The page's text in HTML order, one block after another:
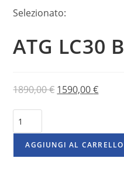
Selezionato:
ATG LC30
1890,00€ 1590,00€
AGGIUNGI AL CARRELLO